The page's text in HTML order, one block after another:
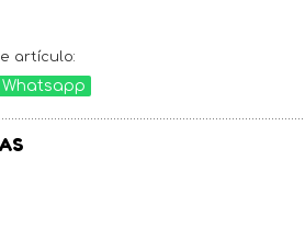
artículo:
Whatsapp